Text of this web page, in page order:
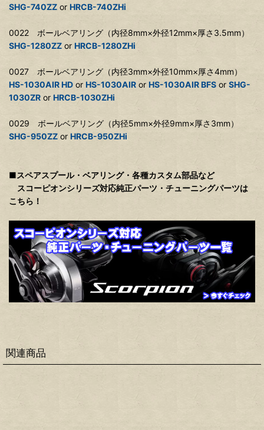
SHG-740ZZ or HRCB-740ZHi
0022 ボールベアリング（内径8mm×外径12mm×厚さ3.5mm）
SHG-1280ZZ or HRCB-1280ZHi
0027 ボールベアリング（内径3mm×外径10mm×厚さ4mm）
HS-1030AIR HD or HS-1030AIR or HS-1030AIR BFS or SHG-
1030ZR or HRCB-1030ZHi
0029 ボールベアリング（内径5mm×外径9mm×厚さ3mm）
SHG-950ZZ or HRCB-950ZHi
■スペアスプール・ベアリング・各種カスタム部品など
スコーピオンシリーズ対応純正パーツ・チューニングパーツは
こちら！
関連商品